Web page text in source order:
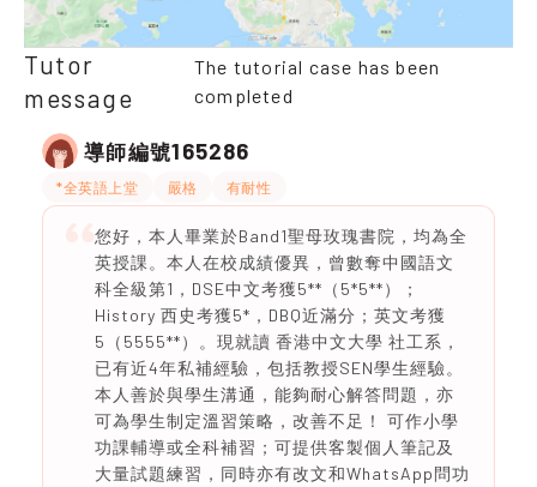
Tutor
message
The tutorial case has been
completed
導師編號165286
*全英語上堂 嚴格 有耐性
您好，本人畢業於Band1聖母玫瑰書院，均為全
英授課。本人在校成績優異，曾數奪中國語文
科全級第1，DSE中文考獲5**（5*5**）；
History 西史考獲5*，DBQ近滿分；英文考獲
5（5555**）。現就讀 香港中文大學 社工系，
已有近4年私補經驗，包括教授SEN學生經驗。
本人善於與學生溝通，能夠耐心解答問題，亦
可為學生制定溫習策略，改善不足！ 可作小學
功課輔導或全科補習；可提供客製個人筆記及
大量試題練習，同時亦有改文和WhatsApp問功